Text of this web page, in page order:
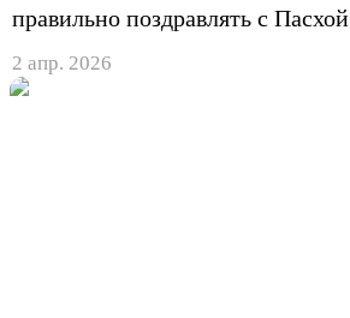
правильно поздравлять с Пасхой
2 апр. 2026